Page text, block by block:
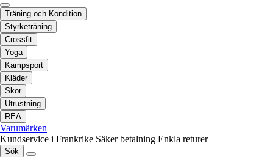
Träning och Kondition
Styrketräning
Crossfit
Yoga
Kampsport
Kläder
Skor
Utrustning
REA
Varumärken
Kundservice i Frankrike Säker betalning Enkla returer
Sök